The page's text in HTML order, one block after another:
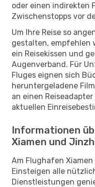
oder einen indirekten
Zwischenstopps vor
Um Ihre Reise so
gestalten, empfehlen
ein Reisekissen und
Augenverband. Für
Fluges eignen sich
heruntergeladene
an einen
aktuellen
Informationen
Xiamen und
Am Flughafen
Einsteigen alle
Dienstleistungen